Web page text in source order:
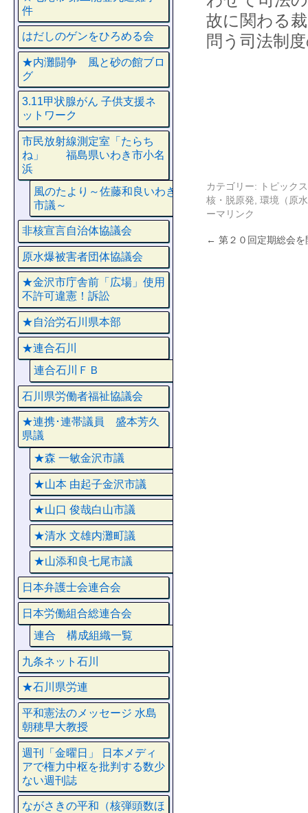
故に関わる
問う司法制
カテゴリー:
トピックス
核・脱原発 環境（原
ーマリンク
← 第２０回定期総会
件
はだしのゲンをひろめる会
★内灘闘争 風と砂の館ブロ
グ
3.11甲状腺がん 子供支援ネ
ットワーク
市民放射線測定室「たらち
ね」 福島県いわき市小名
浜
風のたより～佐藤和良いわき
市議～
非核宣言自治体協議会
原水爆被害者団体協議会
★金沢市庁舎前「広場」使用
不許可違憲！訴訟
★自治労石川県本部
★連合石川
連合石川ＦＢ
石川県労働者福祉協議会
★連携･連帯議員 盛本芳久
県議
★森 一敏金沢市議
★山本 由起子金沢市議
★山口 俊哉白山市議
★清水 文雄内灘町議
★山添和良七尾市議
日本弁護士会連合会
日本労働組合総連合会
連合 構成組織一覧
九条ネット石川
★石川県労連
平和憲法のメッセージ 水島
朝穂早大教授
週刊「金曜日」 日本メディ
アで権力中枢を批判する数少
ない週刊誌
ながさきの平和（核弾頭数ほ